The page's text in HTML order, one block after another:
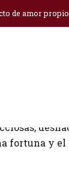
de amor propio
fortuna y